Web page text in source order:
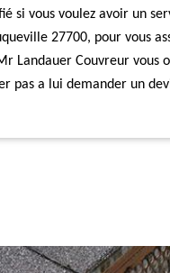
si vous voulez avoir un
27700, pour vous
Landauer Couvreur vous
pas a lui demander un